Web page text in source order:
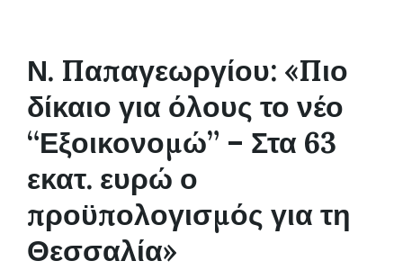
Ν. Παπαγεωργίου: «Πιο
δίκαιο για όλους το νέο
“Εξοικονομώ” – Στα 63
εκατ. ευρώ ο
προϋπολογισμός για τη
Θεσσαλία»